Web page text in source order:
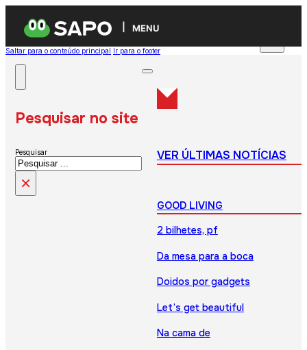
MENU
Saltar para o conteúdo principal Ir para o footer
Pesquisar no site
Pesquisar
×
VER ÚLTIMAS NOTÍCIAS
GOOD LIVING
2 bilhetes, pf
Da mesa para a boca
Doidos por gadgets
Let’s get beautiful
Na cama de